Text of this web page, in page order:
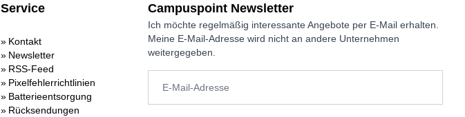
Service
Kontakt
Newsletter
RSS-Feed
Pixelfehlerrichtlinien
Batterieentsorgung
Rücksendungen
Campuspoint Newsletter
Ich möchte regelmäßig interessante Angebote per E-Mail erhalten.
Meine E-Mail-Adresse wird nicht an andere Unternehmen
weitergegeben.